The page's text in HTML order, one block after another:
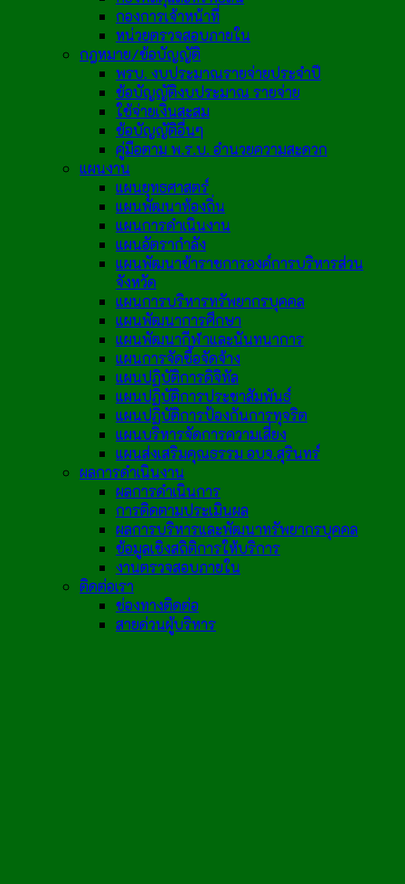
กองการเจ้าหน้าที่
หน่วยตรวจสอบภายใน
กฎหมาย/ข้อบัญญัติ
พรบ. งบประมาณรายจ่ายประจำปี
ข้อบัญญัติงบประมาณ รายจ่าย
ใช้จ่ายเงินสะสม
ข้อบัญญัติอื่นๆ
คู่มือตาม พ.ร.บ. อำนวยความสะดวก
แผนงาน
แผนยุทธศาสตร์
แผนพัฒนาท้องถิ่น
แผนการดำเนินงาน
แผนอัตรากำลัง
แผนพัฒนาข้าราชการองค์การบริหารส่วน
จังหวัด
แผนการบริหารทรัพยากรบุคคล
แผนพัฒนาการศึกษา
แผนพัฒนากีฬาและนันทนาการ
แผนการจัดซื้อจัดจ้าง
แผนปฏิบัติการดิจิทัล
แผนปฏิบัติการประชาสัมพันธ์
แผนปฏิบัติการป้องกันการทุจริต
แผนบริหารจัดการความเสี่ยง
แผนส่งเสริมคุณธรรม อบจ.สุรินทร์
ผลการดำเนินงาน
ผลการดำเนินการ
การติดตามประเมินผล
ผลการบริหารและพัฒนาทรัพยากรบุคคล
ข้อมูลเชิงสถิติการให้บริการ
งานตรวจสอบภายใน
ติดต่อเรา
ช่องทางติดต่อ
สายด่วนผู้บริหาร